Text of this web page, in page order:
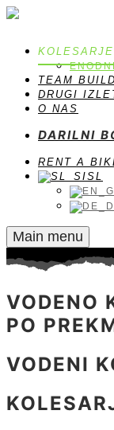
TEAM
DRUGI
O NAS
DARILNI
RENT A
SL
Main menu
VODENO
PO
VODENI